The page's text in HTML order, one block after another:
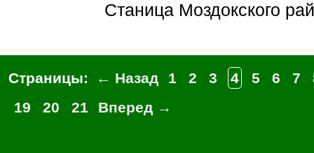
станица Моздокского
Страницы: ← Назад 1 2 3 4 5 6 7
19
20 21 Вперед →